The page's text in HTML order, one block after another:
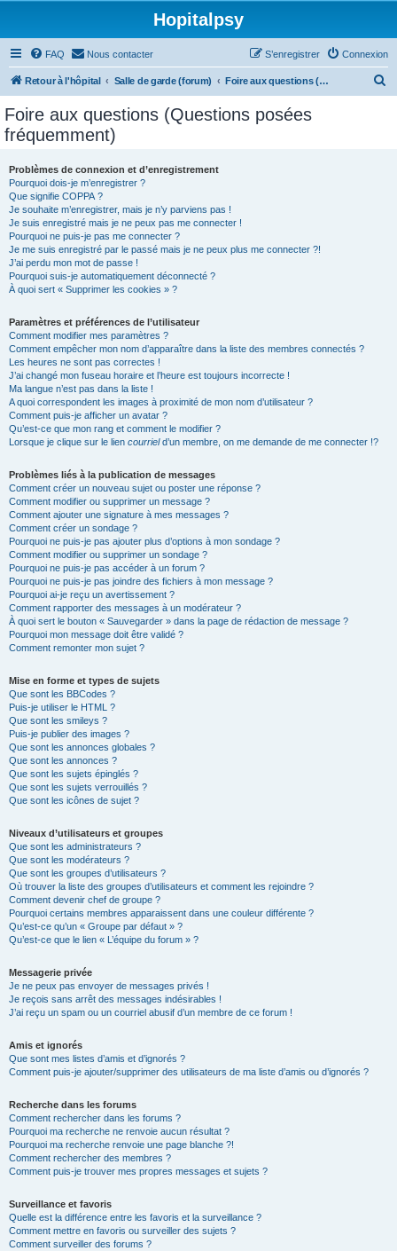
Hopitalpsy
FAQ Nous contacter Connexion
S’enregistrer
Retour à l'hôpital Salle de garde (forum) Foire aux questions (Questions posées fréquemment)
Foire aux questions (Questions posées
fréquemment)
Problèmes de connexion et d’enregistrement
Pourquoi dois-je m’enregistrer ?
Que signifie COPPA ?
Je souhaite m’enregistrer, mais je n’y parviens pas !
Je suis enregistré mais je ne peux pas me connecter !
Pourquoi ne puis-je pas me connecter ?
Je me suis enregistré par le passé mais je ne peux plus me connecter ?!
J’ai perdu mon mot de passe !
Pourquoi suis-je automatiquement déconnecté ?
À quoi sert « Supprimer les cookies » ?
Paramètres et préférences de l’utilisateur
Comment modifier mes paramètres ?
Comment empêcher mon nom d’apparaître dans la liste des membres connectés ?
Les heures ne sont pas correctes !
J’ai changé mon fuseau horaire et l’heure est toujours incorrecte !
Ma langue n’est pas dans la liste !
A quoi correspondent les images à proximité de mon nom d’utilisateur ?
Comment puis-je afficher un avatar ?
Qu’est-ce que mon rang et comment le modifier ?
Lorsque je clique sur le lien courrield’un membre, on me demande de me connecter !?
Problèmes liés à la publication de messages
Comment créer un nouveau sujet ou poster une réponse ?
Comment modifier ou supprimer un message ?
Comment ajouter une signature à mes messages ?
Comment créer un sondage ?
Pourquoi ne puis-je pas ajouter plus d’options à mon sondage ?
Comment modifier ou supprimer un sondage ?
Pourquoi ne puis-je pas accéder à un forum ?
Pourquoi ne puis-je pas joindre des fichiers à mon message ?
Pourquoi ai-je reçu un avertissement ?
Comment rapporter des messages à un modérateur ?
À quoi sert le bouton « Sauvegarder » dans la page de rédaction de message ?
Pourquoi mon message doit être validé ?
Comment remonter mon sujet ?
Mise en forme et types de sujets
Que sont les BBCodes ?
Puis-je utiliser le HTML ?
Que sont les smileys ?
Puis-je publier des images ?
Que sont les annonces globales ?
Que sont les annonces ?
Que sont les sujets épinglés ?
Que sont les sujets verrouillés ?
Que sont les icônes de sujet ?
Niveaux d’utilisateurs et groupes
Que sont les administrateurs ?
Que sont les modérateurs ?
Que sont les groupes d’utilisateurs ?
Où trouver la liste des groupes d’utilisateurs et comment les rejoindre ?
Comment devenir chef de groupe ?
Pourquoi certains membres apparaissent dans une couleur différente ?
Qu’est-ce qu’un « Groupe par défaut » ?
Qu’est-ce que le lien « L’équipe du forum » ?
Messagerie privée
Je ne peux pas envoyer de messages privés !
Je reçois sans arrêt des messages indésirables !
J’ai reçu un spam ou un courriel abusif d’un membre de ce forum !
Amis et ignorés
Que sont mes listes d’amis et d’ignorés ?
Comment puis-je ajouter/supprimer des utilisateurs de ma liste d’amis ou d’ignorés ?
Recherche dans les forums
Comment rechercher dans les forums ?
Pourquoi ma recherche ne renvoie aucun résultat ?
Pourquoi ma recherche renvoie une page blanche ?!
Comment rechercher des membres ?
Comment puis-je trouver mes propres messages et sujets ?
Surveillance et favoris
Quelle est la différence entre les favoris et la surveillance ?
Comment mettre en favoris ou surveiller des sujets ?
Comment surveiller des forums ?